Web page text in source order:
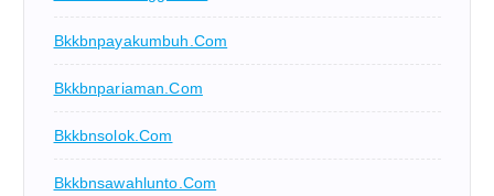
Bkkbnpayakumbuh.com
Bkkbnpariaman.com
Bkkbnsolok.com
Bkkbnsawahlunto.com